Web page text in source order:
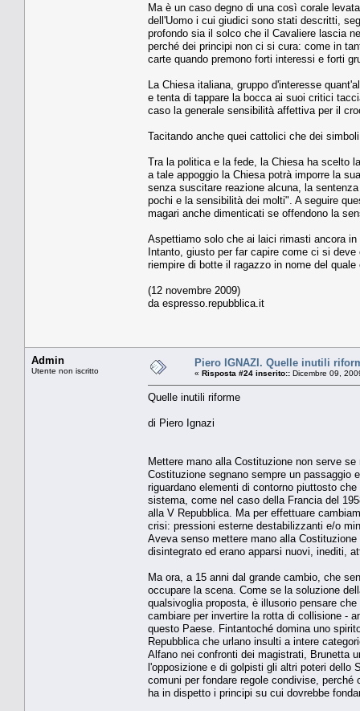
Ma è un caso degno di una così corale
dell'Uomo i cui giudici sono stati descritti,
profondo sia il solco che il Cavaliere lascia
perché dei principi non ci si cura: come in
carte quando premono forti interessi e forti
La Chiesa italiana, gruppo d'interesse
e tenta di tappare la bocca ai suoi critici
caso la generale sensibilità affettiva per il
Tacitando anche quei cattolici che dei
Tra la politica e la fede, la Chiesa ha scelto
a tale appoggio la Chiesa potrà imporre la
senza suscitare reazione alcuna, la
pochi e la sensibilità dei molti". A seguire
magari anche dimenticati se offendono la
Aspettiamo solo che ai laici rimasti ancora
Intanto, giusto per far capire come ci si
riempire di botte il ragazzo in nome del
(12 novembre 2009)
da espresso.repubblica.it
Admin
Utente non iscritto
Piero IGNAZI. Quelle inutili
« Risposta #24 inserito:: Dicembre 09,
Quelle inutili riforme
di Piero Ignazi
Mettere mano alla Costituzione non serve
Costituzione segnano sempre un passaggio
riguardano elementi di contorno piuttosto
sistema, come nel caso della Francia del
alla V Repubblica. Ma per effettuare
crisi: pressioni esterne destabilizzanti e/o
Aveva senso mettere mano alla
disintegrato ed erano apparsi nuovi, inediti,
Ma ora, a 15 anni dal grande cambio, che
occupare la scena. Come se la soluzione
qualsivoglia proposta, è illusorio pensare
cambiare per invertire la rotta di collisione -
questo Paese. Fintantoché domina uno
Repubblica che urlano insulti a intere
Alfano nei confronti dei magistrati, Brunetta
l'opposizione e di golpisti gli altri poteri dello
comuni per fondare regole condivise,
ha in dispetto i principi su cui dovrebbe